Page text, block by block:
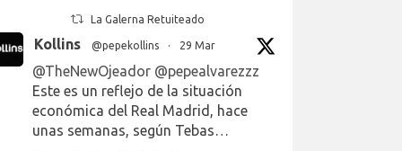
La Galerna Retuiteado
Kollins @pepekollins · 29 Mar
@TheNewOjeador @pepealvarezzz
Este es un reflejo de la situación
económica del Real Madrid, hace
unas semanas, según Tebas…